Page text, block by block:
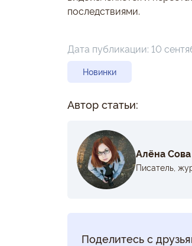
последствиями.
Дата публикации: 10
Новинки
Автор статьи:
Алёна Сова
Писатель,
Поделитесь с